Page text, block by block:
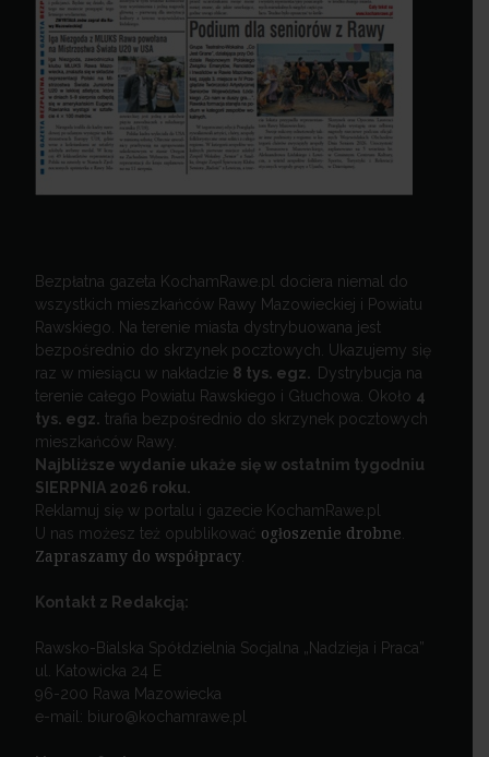
Bezpłatna gazeta KochamRawe.pl dociera niemal do
wszystkich mieszkańców Rawy Mazowieckiej i Powiatu
Rawskiego. Na terenie miasta dystrybuowana jest
bezpośrednio do skrzynek pocztowych. Ukazujemy się
raz w miesiącu w nakładzie 8 tys. egz.
Dystrybucja na
terenie całego Powiatu Rawskiego i Głuchowa. Około 4
tys. egz. trafia bezpośrednio do skrzynek pocztowych
mieszkańców Rawy.
Najbliższe wydanie ukaże się w ostatnim tygodniu
SIERPNIA 2026 roku.
Reklamuj się w portalu i gazecie KochamRawe.pl
U nas możesz też opublikować ogłoszenie drobne
Zapraszamy do współpracy.
Kontakt z Redakcją:
Rawsko-Bialska Spółdzielnia Socjalna „Nadzieja i Praca”
ul. Katowicka 24 E
96-200 Rawa Mazowiecka
e-mail: biuro@kochamrawe.pl